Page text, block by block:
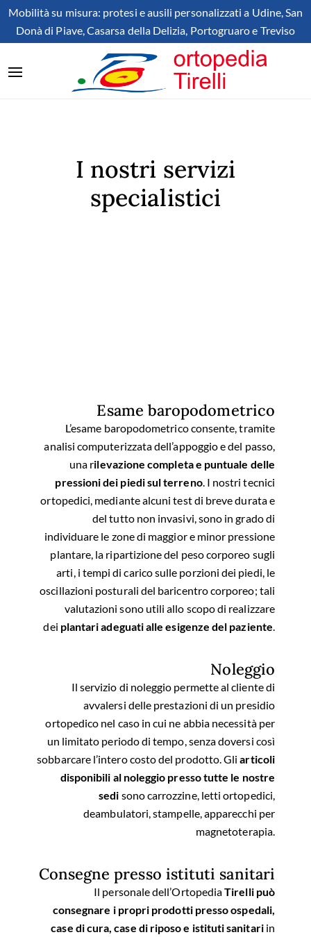
Mobilità su misura: protesi e ausili personalizzati a Udine, San
Donà di Piave, Casarsa della Delizia, Portogruaro e Treviso
I nostri servizi
specialistici
Esame baropodometrico
L’esame baropodometrico consente, tramite
analisi computerizzata dell’appoggio e del passo,
una rilevazione completa e puntuale delle
pressioni dei piedi sul terreno. I nostri tecnici
ortopedici, mediante alcuni test di breve durata e
del tutto non invasivi, sono in grado di
individuare le zone di maggior e minor pressione
plantare, la ripartizione del peso corporeo sugli
arti, i tempi di carico sulle porzioni dei piedi, le
oscillazioni posturali del baricentro corporeo; tali
valutazioni sono utili allo scopo di realizzare
dei plantari adeguati alle esigenze del paziente
Noleggio
Il servizio di noleggio permette al cliente di
avvalersi delle prestazioni di un presidio
ortopedico nel caso in cui ne abbia necessità per
un limitato periodo di tempo, senza doversi così
sobbarcare l’intero costo del prodotto. Gliarticoli
disponibili al noleggio presso tutte le nostre
sedi sono carrozzine, letti ortopedici,
deambulatori, stampelle, apparecchi per
magnetoterapia.
Consegne presso istituti sanitari
Il personale dell’OrtopediaTirelli può
consegnare i propri prodotti presso ospedali,
case di cura, case di riposo e istituti sanitariin